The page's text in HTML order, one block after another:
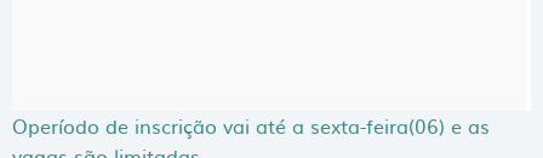
Operíodo de inscrição vai até a sexta-feira(06) e as